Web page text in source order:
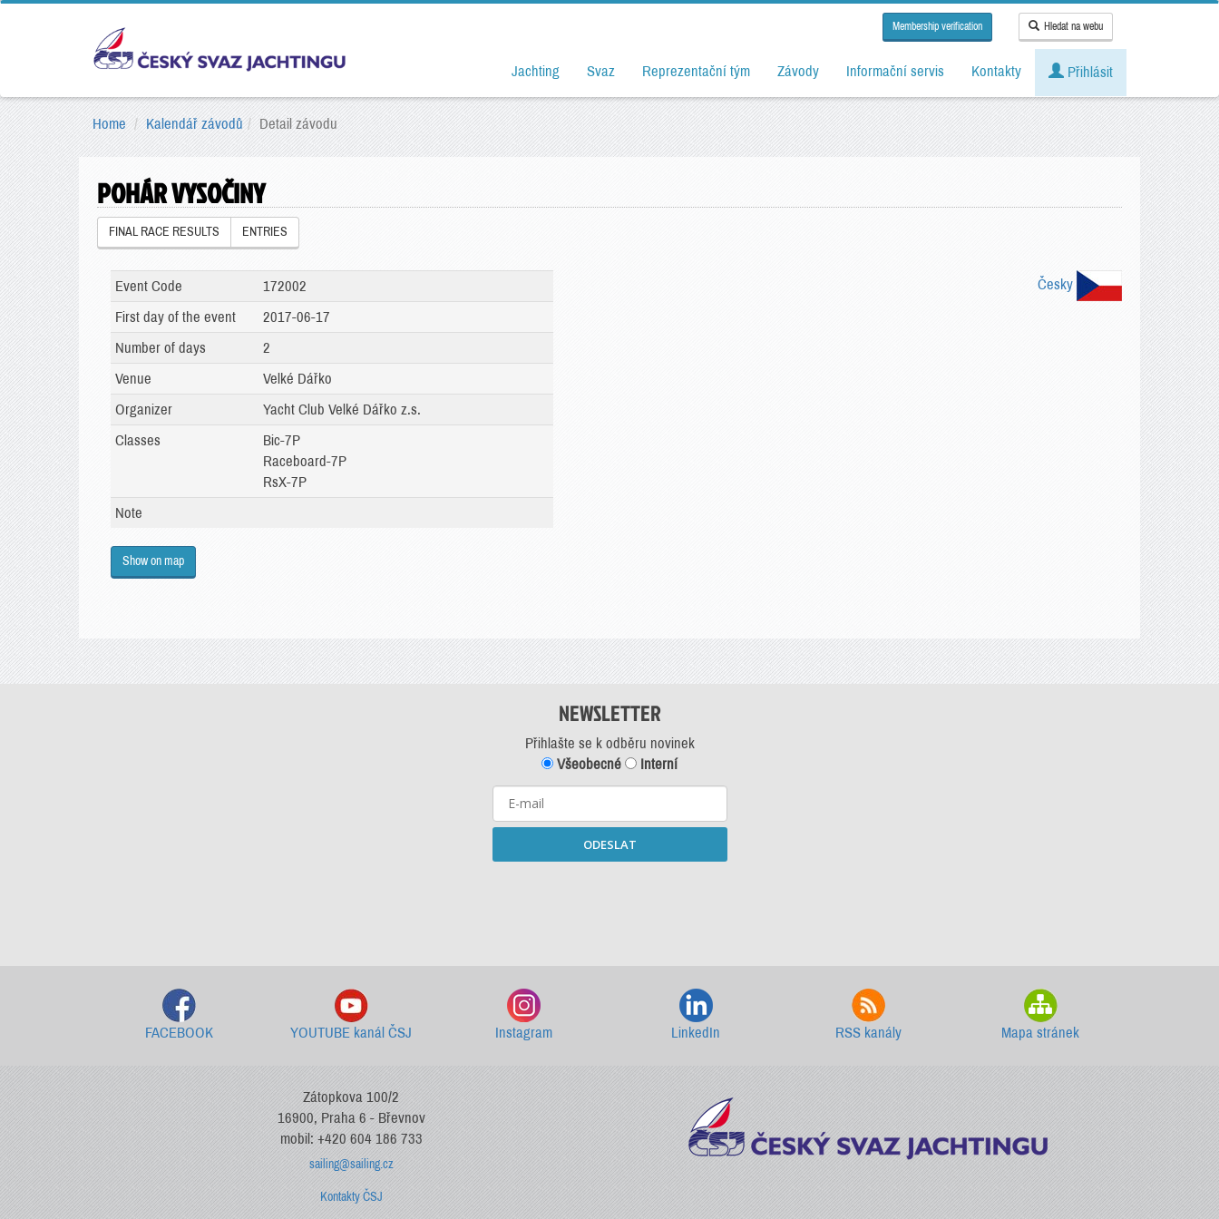
Membership verification Hledat na webu
Jachting Svaz Reprezentační tým Závody Informační servis Kontakty Přihlásit
Home Kalendář závodů Detail závodu
POHÁR VYSOČINY
FINAL RACE RESULTS ENTRIES
Česky
Event Code
172002
First day of the event
2017-06-17
Number of days
2
Venue
Velké Dářko
Organizer
Yacht Club Velké Dářko z.s.
Classes
Bic-7P
Raceboard-7P
RsX-7P
Note
Show on map
NEWSLETTER
Přihlašte se k odběru novinek
Všeobecné
Interní
ODESLAT
FACEBOOK YOUTUBE kanál ČSJ Instagram LinkedIn RSS kanály Mapa stránek
Zátopkova 100/2
16900, Praha 6 - Břevnov
mobil: +420 604 186 733
sailing@sailing.cz
Kontakty ČSJ